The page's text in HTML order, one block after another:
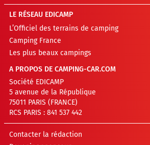
LE RÉSEAU EDICAMP
L’Officiel des terrains de camping
Camping France
Les plus beaux campings
A PROPOS DE CAMPING-CAR.COM
Société EDICAMP
5 avenue de la République
75011 PARIS (FRANCE)
RCS PARIS : 841 537 442
Contacter la rédaction